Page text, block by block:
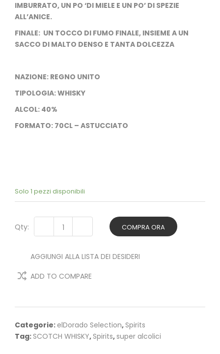
IMBURRATO, UN PO ‘DI MIELE E UN PO’ DI SPEZIE
ALL’ANICE.
FINALE: UN TOCCO DI FUMO FINALE, INSIEME A UN
SACCO DI MALTO DENSO E TANTA DOLCEZZA
NAZIONE: REGNO UNITO
TIPOLOGIA: WHISKY
ALCOL: 40%
FORMATO: 70CL – ASTUCCIATO
Solo 1 pezzi disponibili
Qty: COMPRA ORA
AGGIUNGI ALLA LISTA DEI DESIDERI
ADD TO COMPARE
Categorie: elDorado Selection,Spirits
Tag:SCOTCH WHISKY,Spirits, super alcolici